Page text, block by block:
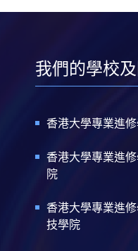
我們的學校
香港大學專業進
香港大學專業進
院
香港大學專業進
技學院